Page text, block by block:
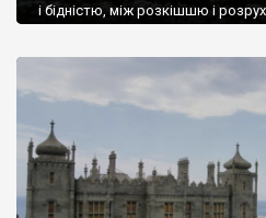
і бідністю, між розкішшю і